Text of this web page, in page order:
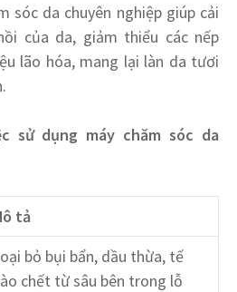
sóc da chuyên nghiệp giúp cải
của da, giảm thiểu các nếp
lão hóa, mang lại làn da tươi
sử dụng máy chăm sóc da
tả
bỏ bụi bẩn, dầu thừa, tế
chết từ sâu bên trong lỗ